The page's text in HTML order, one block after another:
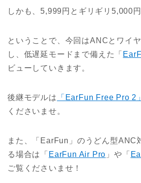
しかも、5,999円とギリギリ5,000円
ということで、今回はANCとワイ
し、低遅延モードまで備えた「
ビューしていきます。
後継モデルは 「EarFun Free Pro 2
くださいませ。
また、「EarFun」のうどん型ANC
る場合は「 EarFun Air Pro 」や「
ご覧くださいませ！